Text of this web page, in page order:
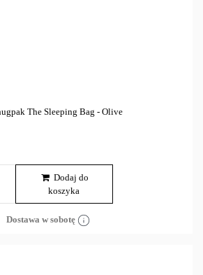
The Sleeping Bag - Olive
Dodaj do
koszyka
Dostawa w sobotę